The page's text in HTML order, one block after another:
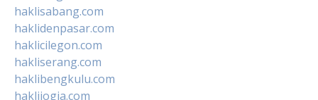
haklisabang.com
haklidenpasar.com
haklicilegon.com
hakliserang.com
haklibengkulu.com
haklijogja.com